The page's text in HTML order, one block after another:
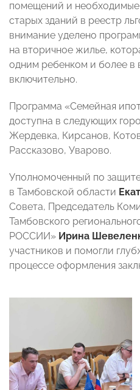
помещений и необходимые
старых зданий в реестр
внимание уделено
на вторичное жилье,
одним ребенком и более в
включительно.
Программа «Семейная
доступна в следующих
Жердевка, Кирсанов,
Рассказово, Уварово.
Уполномоченный по
в Тамбовской области
Совета, Председатель
Тамбовского
РОССИИ» Ирина
участников и помогли
процессе оформления